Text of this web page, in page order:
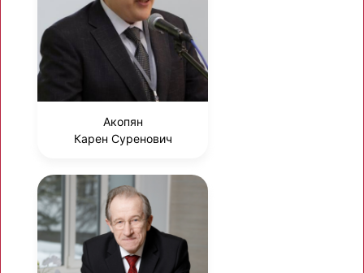
Акопян
Карен Суренович